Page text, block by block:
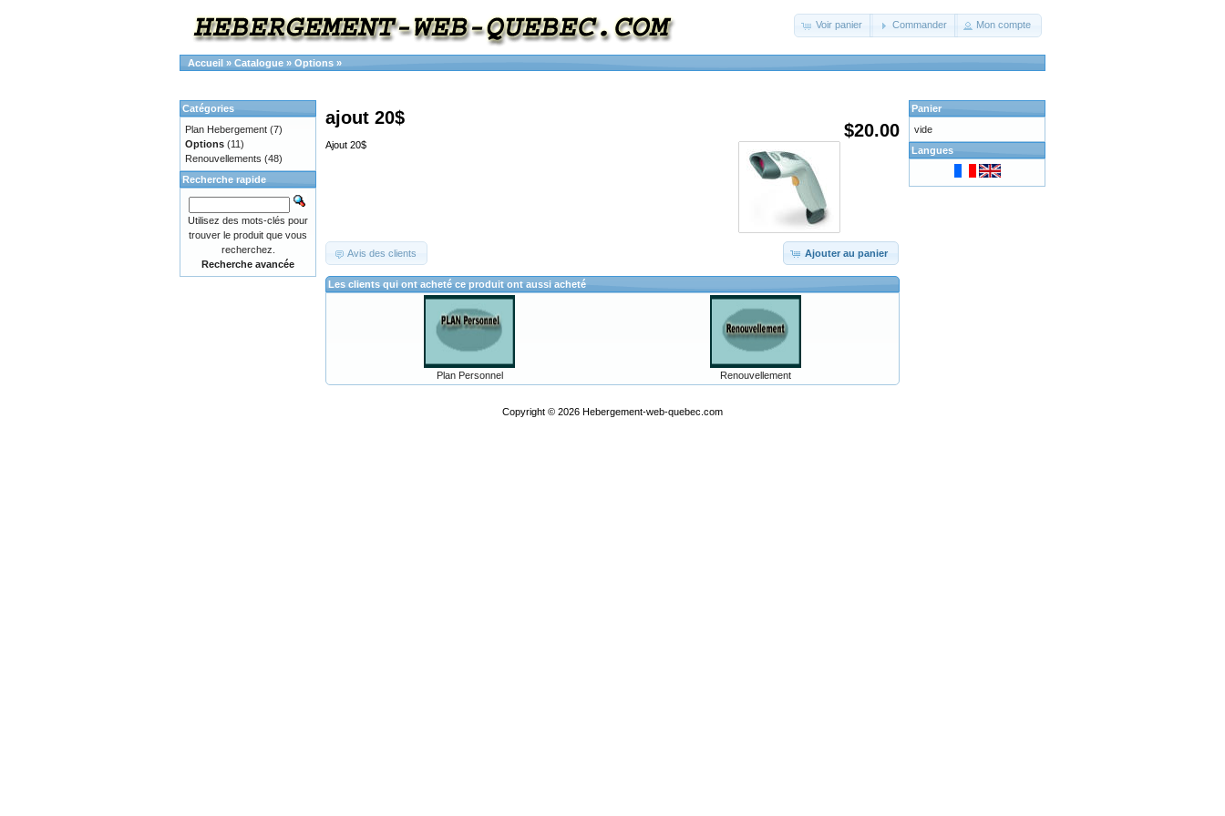
Voir panier Commander Mon compte
Accueil » Catalogue » Options »
$20.00
ajout 20$
Ajout 20$
Ajouter au panier
Avis des clients
Les clients qui ont acheté ce produit ont aussi acheté
Plan Personnel Renouvellement
Catégories
Plan Hebergement (7)
Options (11)
Renouvellements (48)
Recherche rapide
Utilisez des mots-clés pour
trouver le produit que vous
recherchez.
Recherche avancée
Panier
vide
Langues
Copyright © 2026 Hebergement-web-quebec.com